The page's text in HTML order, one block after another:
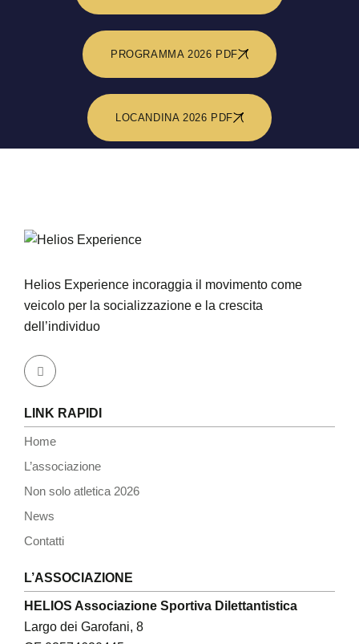
PROGRAMMA 2026 PDF
LOCANDINA 2026 PDF
Helios Experience incoraggia il movimento come
veicolo per la socializzazione e la crescita
dell’individuo
LINK RAPIDI
Home
L’associazione
Non solo atletica 2026
News
Contatti
L’ASSOCIAZIONE
HELIOS Associazione Sportiva Dilettantistica
Largo dei Garofani, 8